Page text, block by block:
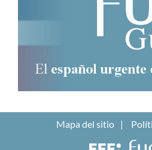
Mapa del sitio